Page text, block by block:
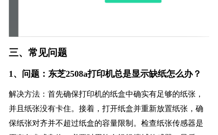
三、常见问题
1、问题：东芝2508a打印机总是显示缺纸怎么办？
解决方法：首先确保打印机的纸盒中确实有足够的纸张，
并且纸张没有卡住。接着，打开纸盒并重新放置纸张，确
保纸张对齐并不超过纸盒的容量限制。检查纸张传感器是